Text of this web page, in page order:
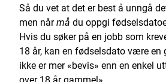
Så du vet at det er best å unngå
men nårmå du oppgi
Hvis du søker på en jobb som
18 år, kan en fødselsdato være en
ikke er mer «bevis» enn en enkel